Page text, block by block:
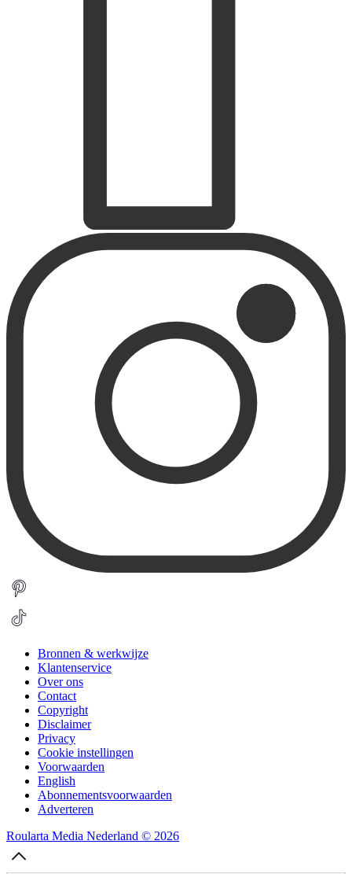
Bronnen & werkwijze
Klantenservice
Over ons
Contact
Copyright
Disclaimer
Privacy
Cookie instellingen
Voorwaarden
English
Abonnementsvoorwaarden
Adverteren
Roularta Media Nederland © 2026